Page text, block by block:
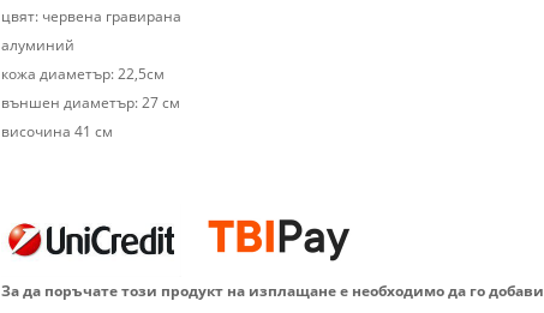
цвят: червена гравирана
алуминий
кожа диаметър: 22,5см
външен диаметър: 27 см
височина 41 см
За да поръчате този продукт на изплащане е необходимо да го